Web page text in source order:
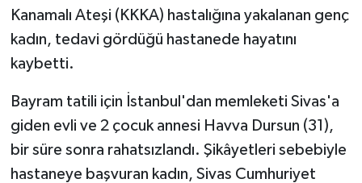
Kanamalı Ateşi (KKKA) hastalığına yakalanan genç
kadın, tedavi gördüğü hastanede hayatını
kaybetti.
Bayram tatili için İstanbul'dan memleketi Sivas'a
giden evli ve 2 çocuk annesi Havva Dursun (31),
bir süre sonra rahatsızlandı. Şikâyetleri sebebiyle
hastaneye başvuran kadın, Sivas Cumhuriyet
GENEL
Güvenlik
HABERDE İNSAN